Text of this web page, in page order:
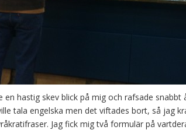
en hastig skev blick på mig och rafsade
tala engelska men det viftades bort, så jag
Jag fick mig två formulär på